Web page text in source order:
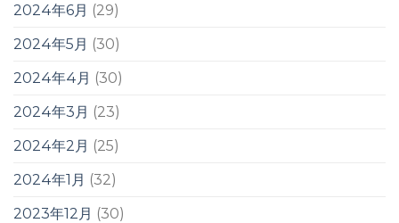
2024年6月 (29)
2024年5月 (30)
2024年4月 (30)
2024年3月 (23)
2024年2月 (25)
2024年1月 (32)
2023年12月 (30)